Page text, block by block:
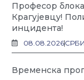
Професор
Крагујевцу!
инцидента!
08.08.2026
Временска